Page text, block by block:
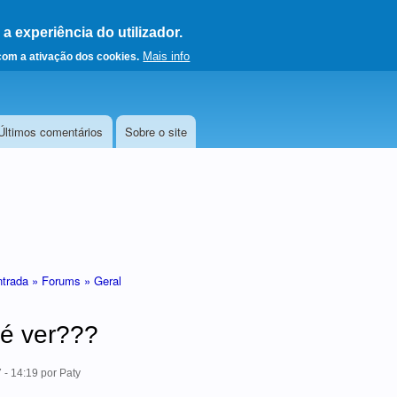
experiência do utilizador.
a ativação dos cookies. Mais info
página principal
comentários Sobre o site
» Forums » Geral
ver???
- 14:19 por Paty